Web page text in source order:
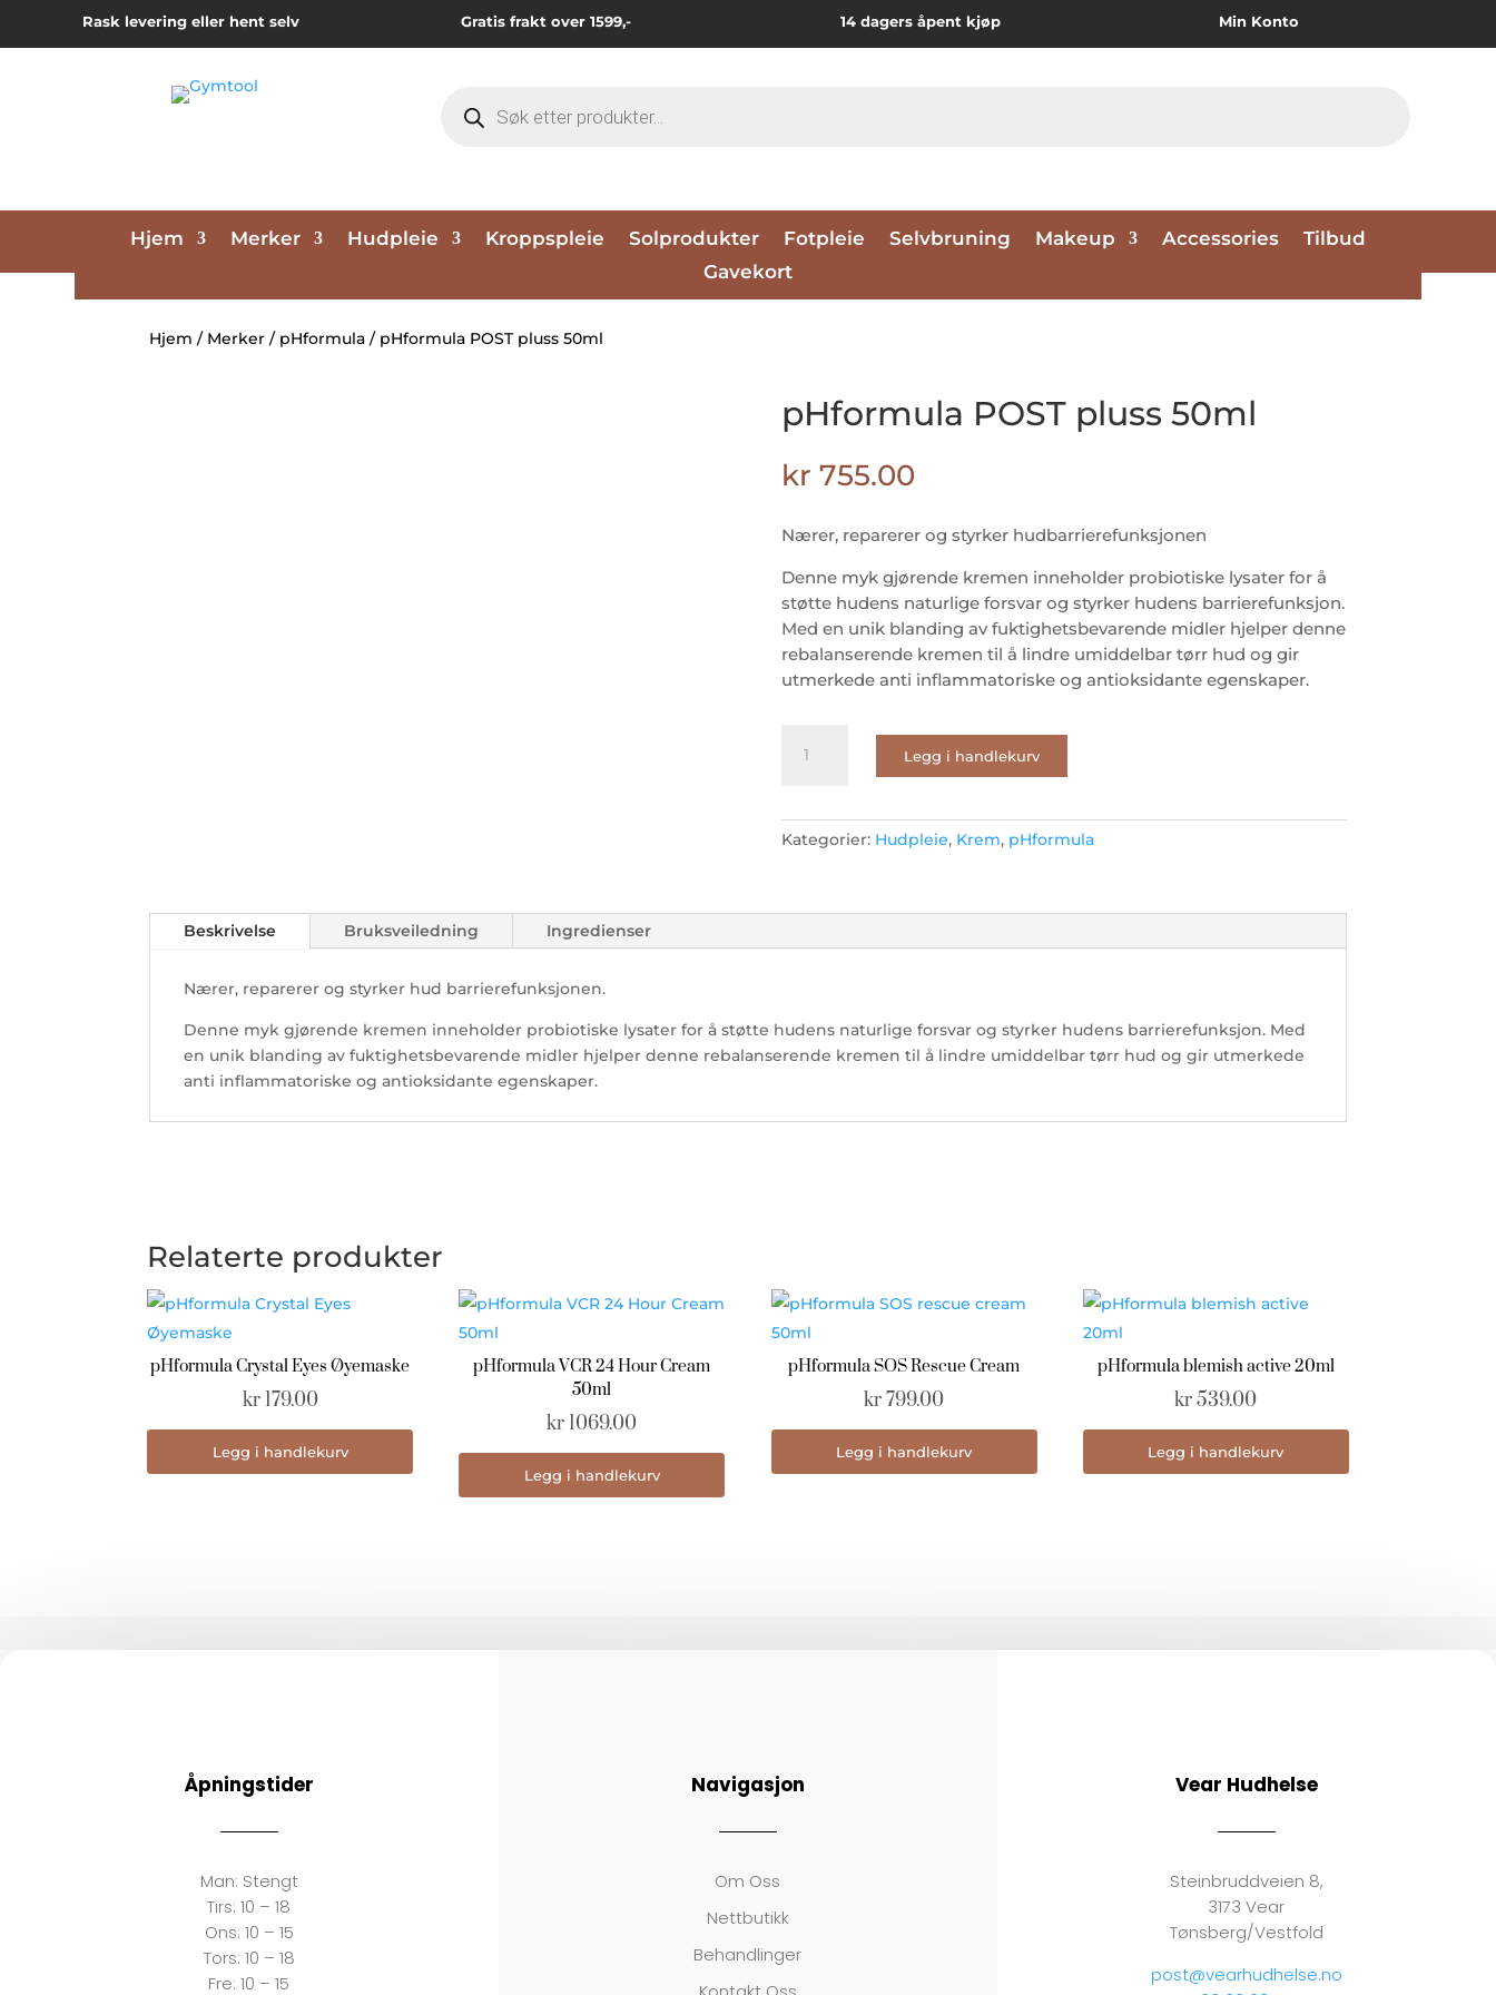
Rask levering eller hent selv Gratis frakt over 1599,- 14 dagers åpent kjøp Min Konto
search
Hjem Merker Hudpleie Kroppspleie Solprodukter Fotpleie Selvbruning Makeup Accessories
Tilbud
Gavekort
Hjem / Merker / pHformula / pHformula POST pluss 50ml
pHformula POST pluss 50ml
kr 755.00
Nærer, reparerer og styrker hudbarrierefunksjonen
Denne myk gjørende kremen inneholder probiotiske lysater for å
støtte hudens naturlige forsvar og styrker hudens barrierefunksjon.
Med en unik blanding av fuktighetsbevarende midler hjelper denne
rebalanserende kremen til å lindre umiddelbar tørr hud og gir
utmerkede anti inflammatoriske og antioksidante egenskaper.
POST
antall
Legg i handlekurv
Kategorier: Hudpleie, Krem, pHformula
Beskrivelse Bruksveiledning Ingredienser
Nærer, reparerer og styrker hud barrierefunksjonen.
Denne myk gjørende kremen inneholder probiotiske lysater for å støtte hudens naturlige forsvar og styrker hudens barrierefunksjon. Med
en unik blanding av fuktighetsbevarende midler hjelper denne rebalanserende kremen til å lindre umiddelbar tørr hud og gir utmerkede
anti inflammatoriske og antioksidante egenskaper.
Relaterte produkter
pHformula Crystal Eyes Øyemaske
kr179.00
Legg i handlekurv
pHformula VCR 24 Hour Cream
50ml
kr 1069.00
Legg i handlekurv
pHformula SOS Rescue Cream
kr799.00
Legg i handlekurv
pHformula blemish active 20ml
kr539.00
Legg i handlekurv
Åpningstider
Man: Stengt
Tirs:10 – 18
Ons: 10 – 15
Tors: 10 – 18
Fre:10 – 15
Navigasjon
Om Oss
Nettbutikk
Behandlinger
Vear Hudhelse
Steinbruddveien 8,
3173 Vear
Tønsberg/Vestfold
post@vearhudhelse.no